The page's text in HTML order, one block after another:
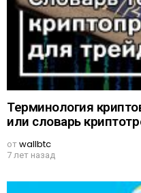
Терминология
или словарь
отwallbtc
7 лет назад